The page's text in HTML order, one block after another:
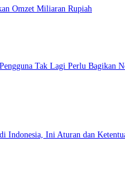
Omzet Miliaran Rupiah
Tak Lagi Perlu Bagikan
Indonesia, Ini Aturan dan